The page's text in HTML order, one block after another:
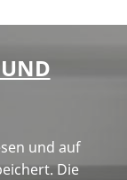
UND
und auf
Die